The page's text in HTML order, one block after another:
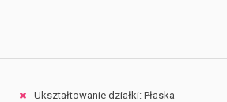
Ukształtowanie działki: Płaska